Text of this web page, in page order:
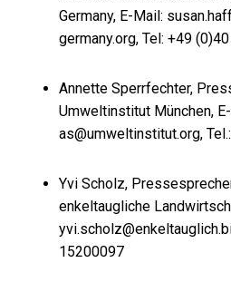
Germany, E-Mail:
germany.org, Tel: +49
Annette Sperrfechter,
Umweltinstitut München,
as@umweltinstitut.org,
Yvi Scholz,
enkeltaugliche
15200097